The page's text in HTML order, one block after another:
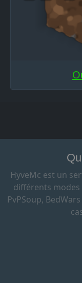
HyveMc est un
différents modes
PvPSoup,